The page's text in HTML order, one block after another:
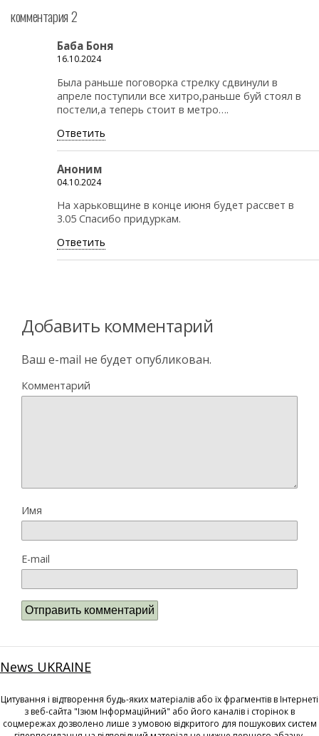
комментария 2
Баба Боня
16.10.2024
Была раньше поговорка стрелку сдвинули в
апреле поступили все хитро,раньше буй стоял в
постели,а теперь стоит в метро….
Ответить
Аноним
04.10.2024
На харьковщине в конце июня будет рассвет в
3.05 Спасибо придуркам.
Ответить
Добавить комментарий
Ваш e-mail не будет опубликован.
Комментарий
Имя
E-mail
News UKRAINE
Цитування і відтворення будь-яких матеріалів або їх фрагментів в Інтернеті
з веб-сайта "Ізюм Інформаційний" або його каналів і сторінок в
соцмережах дозволено лише з умовою відкритого для пошукових систем